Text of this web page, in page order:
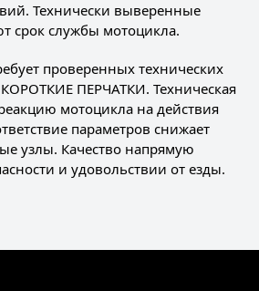
Технически выверенные
срок службы мотоцикла.
проверенных технических
ПЕРЧАТКИ. Техническая
мотоцикла на действия
параметров снижает
узлы. Качество напрямую
и удовольствии от езды.